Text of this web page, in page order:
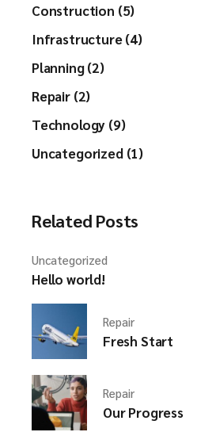
Construction (5)
Infrastructure (4)
Planning (2)
Repair (2)
Technology (9)
Uncategorized (1)
Related Posts
Uncategorized
Hello world!
Repair
Fresh Start
Repair
Our Progress